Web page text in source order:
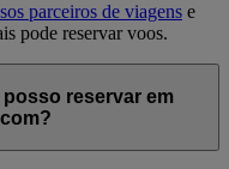
parceiros de viagens e
pode reservar voos.
reservar em